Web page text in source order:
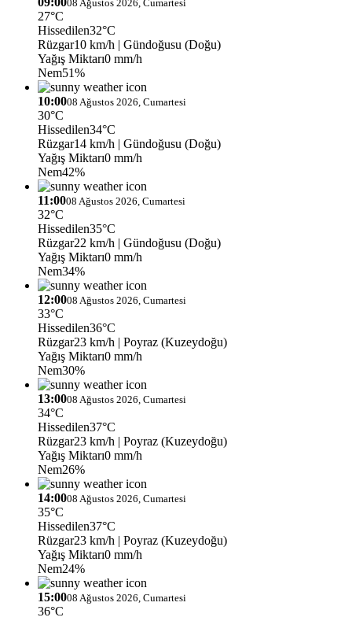
08 Ağustos 2026, Cumartesi
27°C
Hissedilen32°C
Rüzgar10 km/h | Gündoğusu (Doğu)
Yağış Miktarı0 mm/h
Nem51%
10:0008 Ağustos 2026, Cumartesi
30°C
Hissedilen34°C
Rüzgar14 km/h | Gündoğusu (Doğu)
Yağış Miktarı0 mm/h
Nem42%
11:0008 Ağustos 2026, Cumartesi
32°C
Hissedilen35°C
Rüzgar22 km/h | Gündoğusu (Doğu)
Yağış Miktarı0 mm/h
Nem34%
12:0008 Ağustos 2026, Cumartesi
33°C
Hissedilen36°C
Rüzgar23 km/h | Poyraz (Kuzeydoğu)
Yağış Miktarı0 mm/h
Nem30%
13:0008 Ağustos 2026, Cumartesi
34°C
Hissedilen37°C
Rüzgar23 km/h | Poyraz (Kuzeydoğu)
Yağış Miktarı0 mm/h
Nem26%
14:0008 Ağustos 2026, Cumartesi
35°C
Hissedilen37°C
Rüzgar23 km/h | Poyraz (Kuzeydoğu)
Yağış Miktarı0 mm/h
Nem24%
15:0008 Ağustos 2026, Cumartesi
36°C